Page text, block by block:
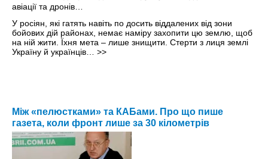
У росіян, які гатять навіть по досить віддалених від зони
бойових дій районах, немає наміру захопити цю землю, щоб
на ній жити. Їхня мета – лише знищити. Стерти з лиця землі
Україну й українців… >>
Між «пелюстками» та КАБами. Про що пише
газета, коли фронт лише за 30 кілометрів